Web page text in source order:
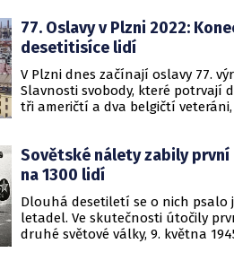
77. Oslavy v Plzni 2022:
desetitisíce lidí
V Plzni dnes začínají oslavy 77.
Slavnosti svobody, které potrvají
tři američtí a dva belgičtí
amerických veteránů, obdobné
plážích v Normandii, řekla ČTK
Sovětské nálety zabily první
na 1300 lidí
Dlouhá desetiletí se o nich psalo
letadel. Ve skutečnosti útočily
druhé světové války, 9. května